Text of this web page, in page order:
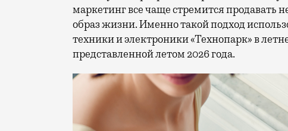
маркетинг все чаще стремится продавать
образ жизни. Именно такой подход
техники и электроники «Технопарк» в
представленной летом 2026 года.